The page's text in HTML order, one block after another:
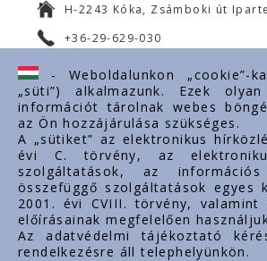
H-2243 Kóka, Zsámboki út
+36-29-629-030
ertekesites@styron.hu
export@styron.hu
www.styron.hu
Linkuri importante
Despre noi
Documente
- Weboldalunkon „cookie”-
„süti”) alkalmazunk. Ezek
információt tárolnak webes
az Ön hozzájárulása szükséges.
A „sütiket” az elektronikus
évi C. törvény, az
szolgáltatások, az információs
összefüggő szolgáltatások egyes
2001. évi CVIII. törvény, valamint
előírásainak megfelelően
Az adatvédelmi tájékoztató
rendelkezésre áll telephelyünkön.